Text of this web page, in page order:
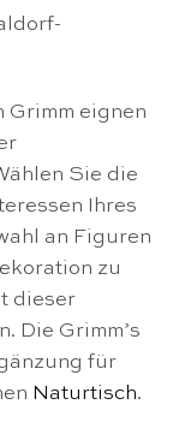
Grimm eignen
Sie die
Ihres
an Figuren
zu
dieser
Die Grimm’s
für
Naturtisch.